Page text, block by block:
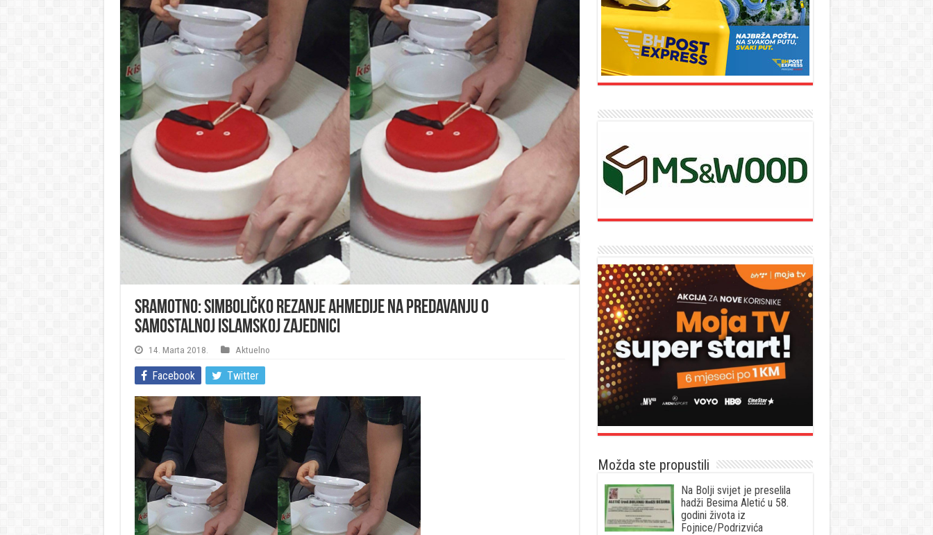
SRAMOTNO: Simboličko rezanje ahmedije na predavanju o
Samostalnoj islamskoj zajednici
14. Marta 2018. Aktuelno
Facebook Twitter
Možda ste propustili
Na Bolji svijet je preselila
hadži Besima Aletić u 58.
godini života iz
Fojnice/Podrizvića